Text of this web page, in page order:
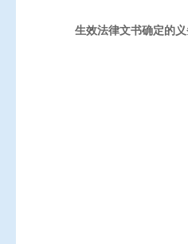
生效法律文书确定的义